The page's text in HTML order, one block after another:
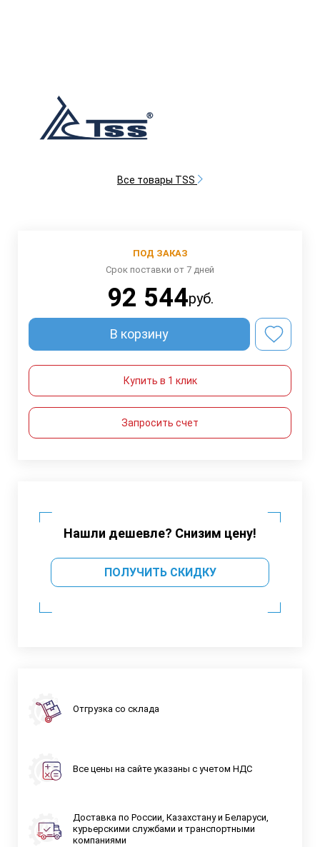
Все товары TSS
ПОД ЗАКАЗ
Срок поставки от 7 дней
92 544руб.
В корзину
Купить в 1 клик
Запросить счет
Нашли дешевле? Снизим цену!
ПОЛУЧИТЬ СКИДКУ
Отгрузка со склада
Все цены на сайте указаны с учетом НДС
Доставка по России, Казахстану и Беларуси,
курьерскими службами и транспортными
компаниями